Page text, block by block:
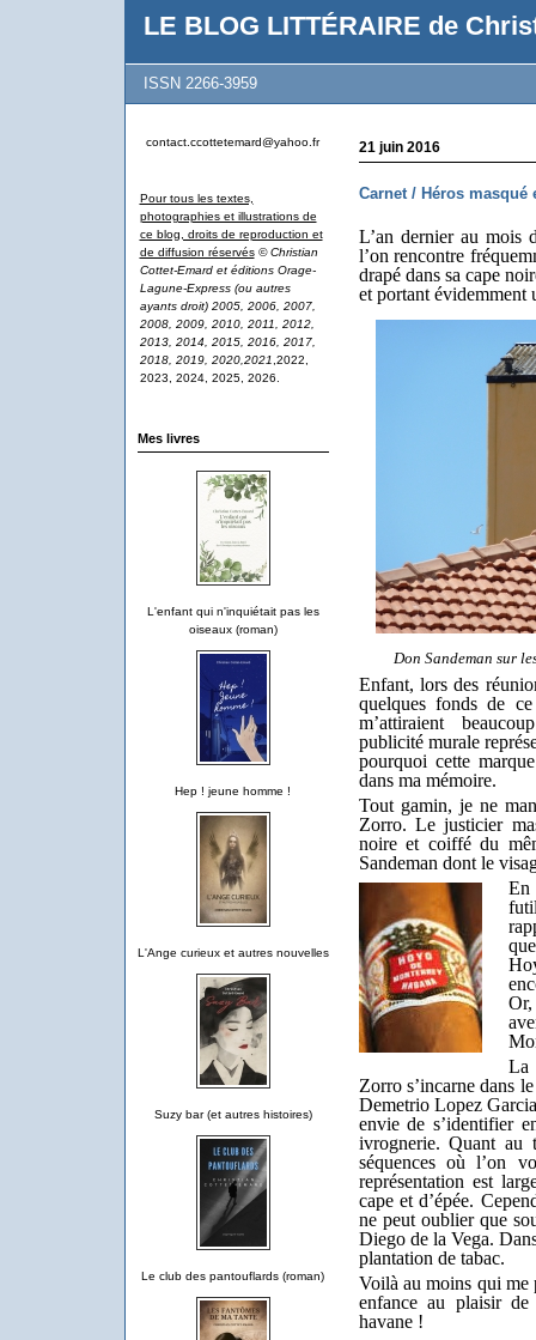
LE BLOG LITTÉRAIRE de
ISSN 2266-3959
contact.ccottetemard@yahoo.fr
Pour tous les textes,
photographies et illustrations de
ce blog, droits de reproduction et
de diffusion réservés © Christian
Cottet-Emard et éditions Orage-
Lagune-Express (ou autres
ayants droit) 2005, 2006, 2007,
2008, 2009, 2010, 2011, 2012,
2013, 2014, 2015, 2016, 2017,
2018, 2019, 2020,2021 ,2022,
2023, 2024, 2025, 2026.
Mes livres
L'enfant qui n'inquiétait pas les
oiseaux (roman)
Hep ! jeune homme !
L'Ange curieux et autres nouvelles
Suzy bar (et autres histoires)
Le club des pantouflards (roman)
21 juin 2016
Carnet / Héros masqué
L’an dernier au mois
l’on rencontre
drapé dans sa cape
et portant évidemment
Don Sandeman sur
Enfant, lors des
quelques fonds de
m’attiraient
publicité murale
pourquoi cette
dans ma mémoire.
Tout gamin, je ne
Zorro. Le justicier
noire et coiffé du
Sandeman dont le
En
La
Zorro s’incarne dans
Demetrio Lopez
envie de s’identifier
ivrognerie. Quant au
séquences où l’on
représentation est
cape et d’épée.
ne peut oublier que
Diego de la Vega.
plantation de tabac.
Voilà au moins qui me
enfance au plaisir
havane !